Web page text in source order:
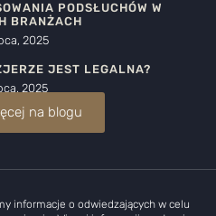
PODSŁUCHÓW W
BRANŻACH
2025
JEST LEGALNA?
2025
na blogu
informacje o odwiedzających w celu